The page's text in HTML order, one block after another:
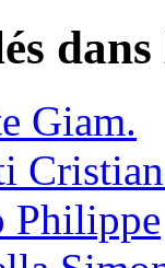
Giam.
Philippe